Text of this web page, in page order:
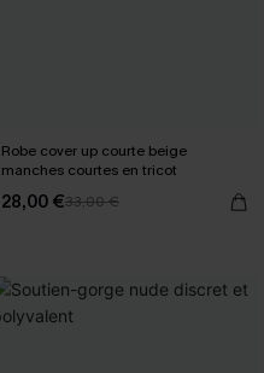
Robe cover up courte beige
manches courtes en tricot
28,00 €33,00 €